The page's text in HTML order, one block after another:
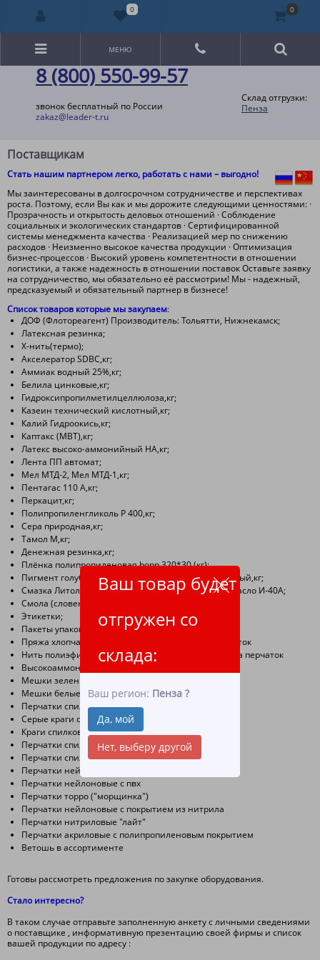
8 (800) 550-99-57
звонок бесплатный по России
zakaz@leader-t.ru
Склад отгрузки:
Пенза
Ваш товар будет
отгружен со
склада:
Ваш регион: Пенза ?
Да, мой
Нет, выберу другой
МЕНЮ
Поставщикам
Стать нашим партнером легко, работать с нами – выгодно!
Мы заинтересованы в долгосрочном сотрудничестве и перспективах
роста. Поэтому, если Вы как и мы дорожите следующими ценностями: ·
Прозрачность и открытость деловых отношений · Соблюдение
социальных и экологических стандартов · Сертифицированной
системы менеджмента качества · Реализацией мер по снижению
расходов · Неизменно высокое качества продукции · Оптимизация
бизнес-процессов · Высокий уровень компетентности в отношении
логистики, а также надежность в отношении поставок Оставьте заявку
на сотрудничество, мы обязательно её рассмотрим! Мы - надежный,
предсказуемый и обязательный партнер в бизнесе!
Список товаров которые мы закупаем:
ДОФ (Флотореагент) Производитель: Тольятти, Нижнекамск;
Латексная резинка;
Х-нить(термо);
Акселератор SDBC,кг;
Аммиак водный 25%,кг;
Белила цинковые,кг;
Гидроксипропилметилцеллюлоза,кг;
Казеин технический кислотный,кг;
Калий Гидроокись,кг;
Каптакс (МВТ),кг;
Латекс высоко-аммонийный НА,кг;
Лента ПП автомат;
Мел МТД-2, Мел МТД-1,кг;
Пентагас 110 А,кг;
Перкацит,кг;
Полипропиленгликоль Р 400,кг;
Сера природная,кг;
Тамол М,кг;
Денежная резинка,кг;
Плёнка полипропиленовая bopp 320*30 (кг);
Пигмент голубой (синька), желтый, зеленый, красный,кг;
Смазка Литол-24, Смазка высокотемпературная, Масло И-40А;
Смола (словенил, русвинил);
Этикетки;
Пакеты упаковочные
Пряжа хлопчатобумажная для производства перчаток
Нить полиэфирная и нейлоновая для производства перчаток
Высокоаммонийный латекс (уже есть на сайте)
Мешки зеленые полипропиленовые
Мешки белые полипропиленовые
Перчатки спилковые
Cерые краги спилковые
Краги спилковые тип трек
Перчатки спилковые комбинированные
Перчатки спилковые утепленные в ассортименте
Перчатки нейлоновые белые
Перчатки нейлоновые с пвх
Перчатки торро ("морщинка")
Перчатки нейлоновые с покрытием из нитрила
Перчатки нитриловые "лайт"
Перчатки акриловые с полипропиленовым покрытием
Ветошь в ассортименте
Готовы рассмотреть предложения по закупке оборудования.
Стало интересно?
В таком случае отправьте заполненную анкету с личными сведениями
о поставщике , информативную презентацию своей фирмы и список
вашей продукции по адресу :
0 0